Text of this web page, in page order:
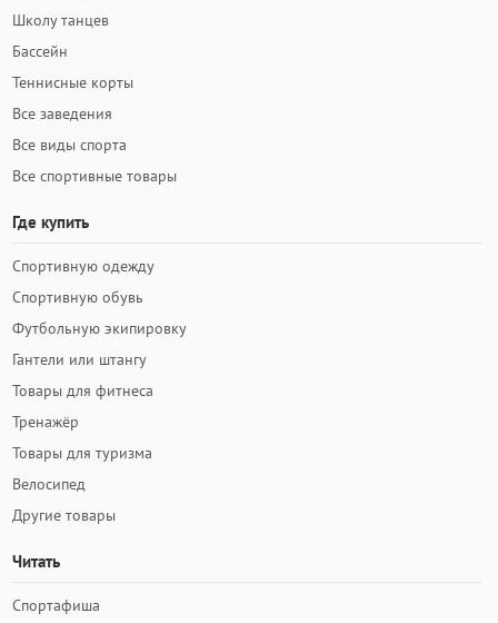
Школу танцев
Бассейн
Теннисные корты
Все заведения
Все виды спорта
Все спортивные товары
Где купить
Спортивную одежду
Спортивную обувь
Футбольную экипировку
Гантели или штангу
Товары для фитнеса
Тренажёр
Товары для туризма
Велосипед
Другие товары
Читать
Спортафиша